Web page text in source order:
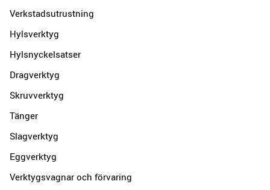
Verkstadsutrustning
Hylsverktyg
Hylsnyckelsatser
Dragverktyg
Skruvverktyg
Tänger
Slagverktyg
Eggverktyg
Verktygsvagnar och förvaring